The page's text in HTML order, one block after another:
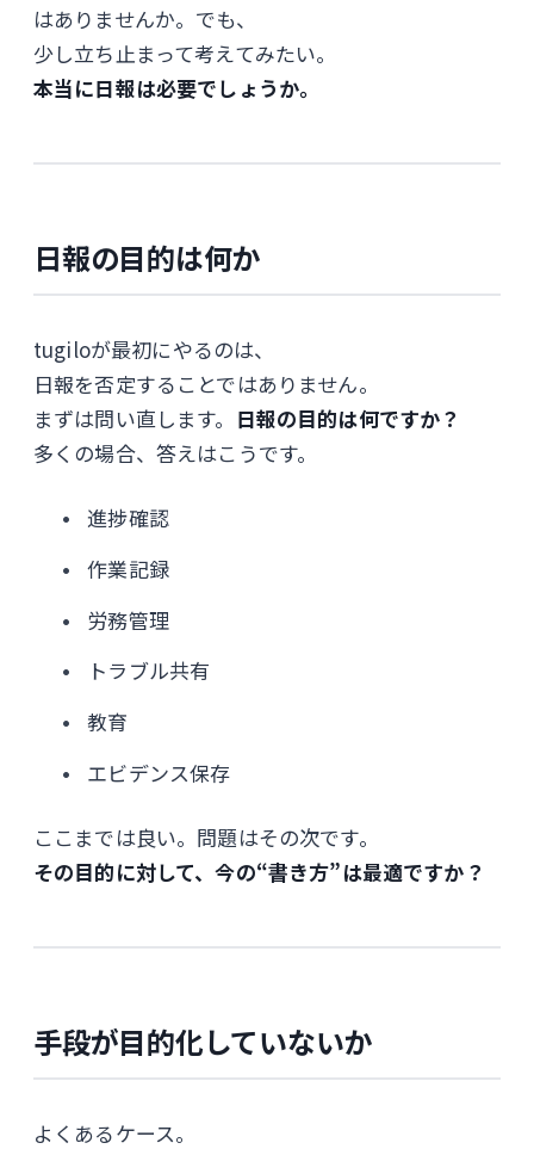
はありませんか。でも、
少し立ち止まって考えてみたい。
本当に日報は必要でしょうか。
日報の目的は何か
tugiloが最初にやるのは、
日報を否定することではありません。
まずは問い直します。 日報の目的は何ですか？
多くの場合、答えはこうです。
進捗確認
作業記録
労務管理
トラブル共有
教育
エビデンス保存
ここまでは良い。問題はその次です。
その目的に対して、今の“書き方”は最適ですか？
手段が目的化していないか
よくあるケース。